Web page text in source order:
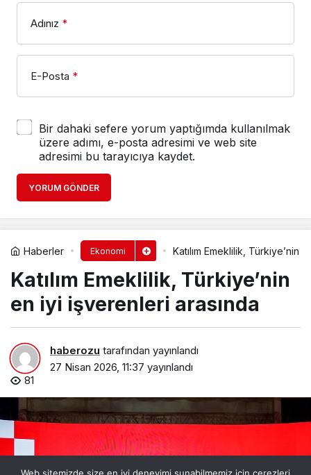
Adınız *
E-Posta *
Bir dahaki sefere yorum yaptığımda kullanılmak
üzere adımı, e-posta adresimi ve web site
adresimi bu tarayıcıya kaydet.
YORUM GÖNDER
Haberler Ekonomi Katılım Emeklilik, Türkiye’nin
Katılım Emeklilik, Türkiye’nin
en iyi işverenleri arasında
haberozu tarafından yayınlandı
27 Nisan 2026, 11:37 yayınlandı
81